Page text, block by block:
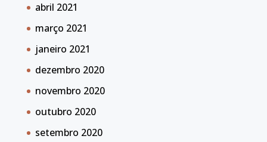
abril 2021
março 2021
janeiro 2021
dezembro 2020
novembro 2020
outubro 2020
setembro 2020